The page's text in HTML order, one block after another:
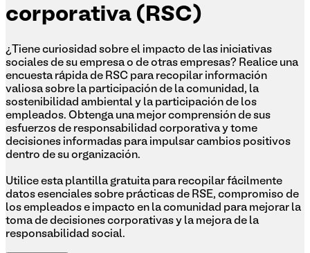
corporativa (RSC)
¿Tiene curiosidad sobre el impacto de las iniciativas
sociales de su empresa o de otras empresas? Realice una
encuesta rápida de RSC para recopilar información
valiosa sobre la participación de la comunidad, la
sostenibilidad ambiental y la participación de los
empleados. Obtenga una mejor comprensión de sus
esfuerzos de responsabilidad corporativa y tome
decisiones informadas para impulsar cambios positivos
dentro de su organización.
Utilice esta plantilla gratuita para recopilar fácilmente
datos esenciales sobre prácticas de RSE, compromiso de
los empleados e impacto en la comunidad para mejorar la
toma de decisiones corporativas y la mejora de la
responsabilidad social.